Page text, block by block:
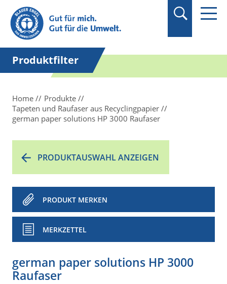
Suchbegriff in
Anführungszeichen
setzen.
Produktfilter
Home
Produkte
Tapeten und Raufaser aus Recyclingpapier
german paper solutions HP 3000 Raufaser
PRODUKTAUSWAHL ANZEIGEN
PRODUKT MERKEN
MERKZETTEL
german paper solutions HP 3000
Raufaser